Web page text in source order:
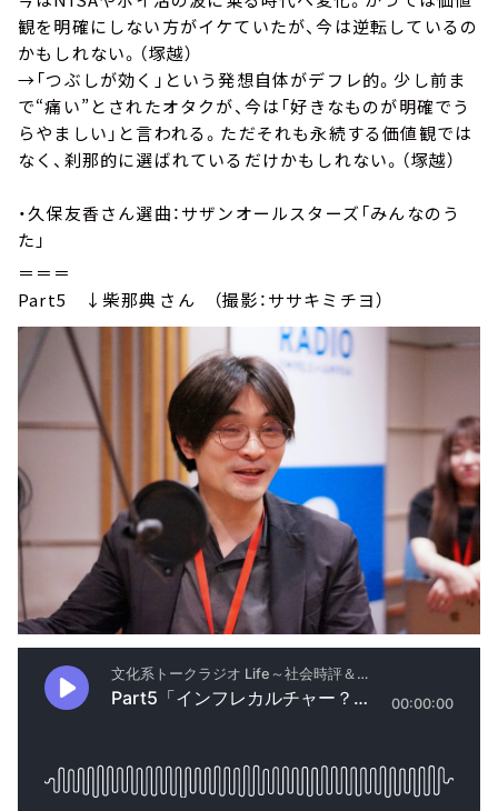
観を明確にしない方がイケていたが、今は逆転しているの
かもしれない。（塚越）
→「つぶしが効く」という発想自体がデフレ的。少し前ま
で“痛い”とされたオタクが、今は「好きなものが明確でう
らやましい」と言われる。ただそれも永続する価値観では
なく、刹那的に選ばれているだけかもしれない。（塚越）
・久保友香さん選曲：サザンオールスターズ「みんなのう
た」
＝＝＝
Part5 ↓柴那典⁠⁠さん （撮影：ササキミチヨ）